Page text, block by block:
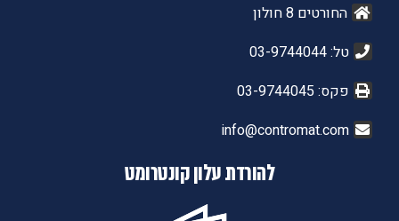
החורטים 8 חולון
טל: 03-9744044
פקס: 03-9744045
info@contromat.com
להורדת עלון קונטרומט